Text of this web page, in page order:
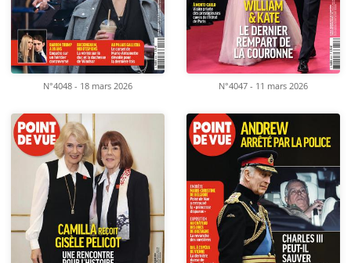
N°4048 - 18 mars 2026 N°4047 - 11 mars 2026